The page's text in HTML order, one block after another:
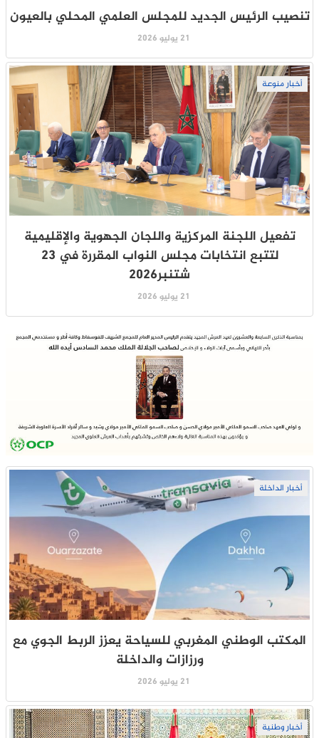
تنصيب الرئيس الجديد للمجلس العلمي المحلي بالعيون
21 يوليو 2026
أخبار منوعة
تفعيل اللجنة المركزية واللجان الجهوية والإقليمية
لتتبع انتخابات مجلس النواب المقررة في 23
شتنبر2026
21 يوليو 2026
أخبار الداخلة
المكتب الوطني المغربي للسياحة يعزز الربط الجوي مع
ورزازات والداخلة
21 يوليو 2026
أخبار وطنية